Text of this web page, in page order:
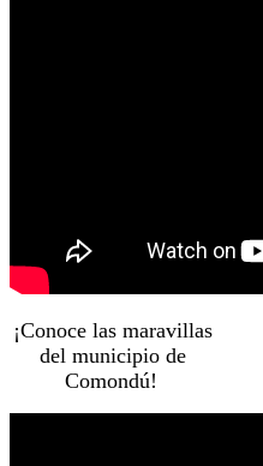
¡Conoce las maravillas
del municipio de
Comondú!